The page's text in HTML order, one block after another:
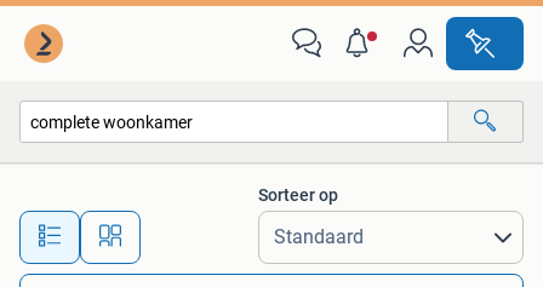
Alle afstanden…
Sorteer op